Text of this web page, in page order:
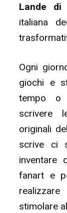
Lande di
italiana
Ogni
giochi e
tempo o
scrivere
originali
scrive ci
inventare
fanart e
stimolare